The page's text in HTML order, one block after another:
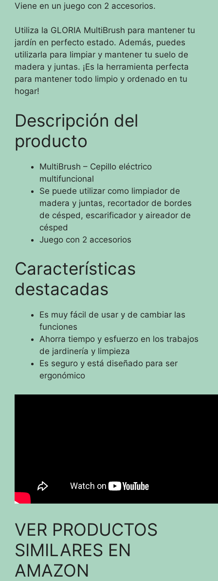
Viene en un juego con 2 accesorios.
Utiliza la GLORIA MultiBrush para mantener tu
jardín en perfecto estado. Además, puedes
utilizarla para limpiar y mantener tu suelo de
madera y juntas. ¡Es la herramienta perfecta
para mantener todo limpio y ordenado en tu
hogar!
Descripción del
producto
MultiBrush – Cepillo eléctrico
multifuncional
Se puede utilizar como limpiador de
madera y juntas, recortador de bordes
de césped, escarificador y aireador de
césped
Juego con 2 accesorios
Características
destacadas
Es muy fácil de usar y de cambiar las
funciones
Ahorra tiempo y esfuerzo en los trabajos
de jardinería y limpieza
Es seguro y está diseñado para ser
ergonómico
VER PRODUCTOS
SIMILARES EN
AMAZON